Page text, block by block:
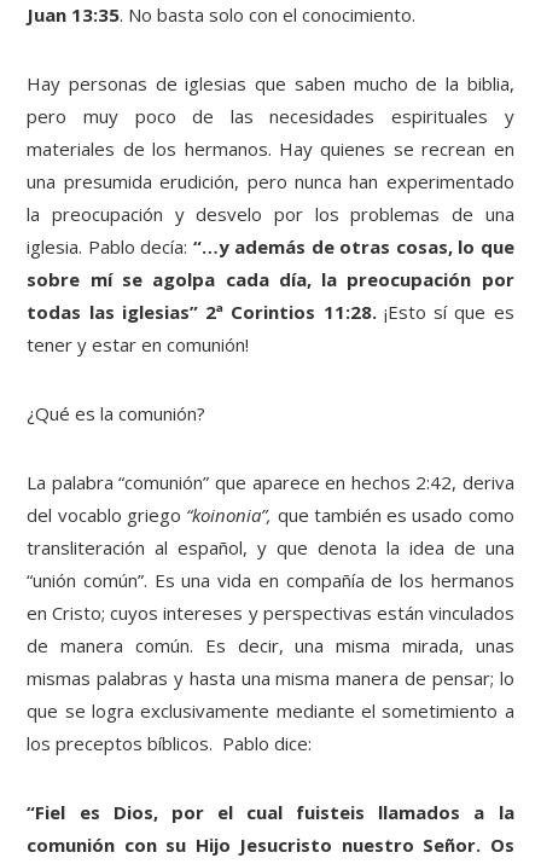
Juan 13:35. No basta solo con el conocimiento.
Hay personas de iglesias que saben mucho de la biblia,
pero muy poco de las necesidades espirituales y
materiales de los hermanos. Hay quienes se recrean en
una presumida erudición, pero nunca han experimentado
la preocupación y desvelo por los problemas de una
iglesia. Pablo decía: “…y además de otras cosas, lo que
sobre mí se agolpa cada día, la preocupación por
todas las iglesias” 2ª Corintios 11:28.¡Esto sí que es
tener y estar en comunión!
¿Qué es la comunión?
La palabra “comunión” que aparece en hechos 2:42, deriva
del vocablo griego “koinonia”, que también es usado como
transliteración al español, y que denota la idea de una
“unión común”. Es una vida en compañía de los hermanos
en Cristo; cuyos intereses y perspectivas están vinculados
de manera común. Es decir, una misma mirada, unas
mismas palabras y hasta una misma manera de pensar; lo
que se logra exclusivamente mediante el sometimiento a
los preceptos bíblicos. Pablo dice:
“Fiel es Dios, por el cual fuisteis llamados a la
comunión con su Hijo Jesucristo nuestro Señor. Os